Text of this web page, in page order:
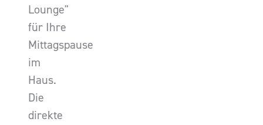
Lounge"
für Ihre
Mittagspause
im
Haus.
Die
direkte